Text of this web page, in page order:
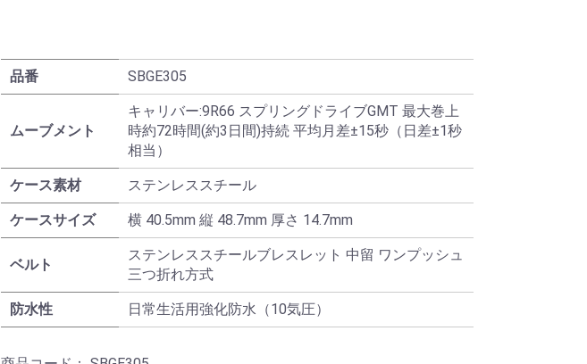
品番 SBGE305
ムーブメント
キャリバー:9R66 スプリングドライブGMT 最大巻上
時約72時間(約3日間)持続 平均月差±15秒（日差±1秒
相当）
ケース素材 ステンレススチール
ケースサイズ 横 40.5mm 縦 48.7mm 厚さ 14.7mm
ベルト
ステンレススチールブレスレット 中留 ワンプッシュ
三つ折れ方式
防水性 日常生活用強化防水（10気圧）